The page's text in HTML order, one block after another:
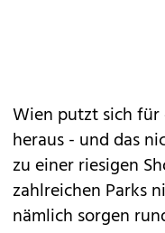
Wien putzt sich für
heraus - und das
zu einer riesigen
zahlreichen Parks
nämlich sorgen